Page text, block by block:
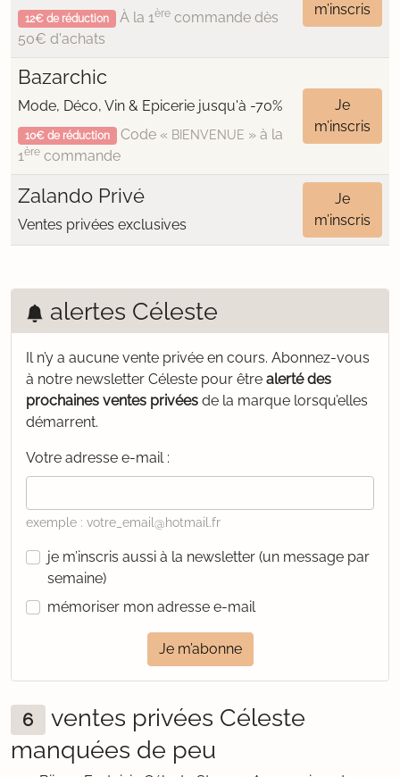
12€ de réduction À la 1èrecommande dès
50€ d'achats
m’inscris
Bazarchic
Mode, Déco, Vin & Epicerie jusqu'à -70%
10€ de réduction Code « BIENVENUE » à la
1ère commande
Je
m’inscris
Zalando Privé
Ventes privées exclusives
Je
m’inscris
alertes Céleste
Il n’y a aucune vente privée en cours. Abonnez-vous
à notre newsletter Céleste pour être alerté des
prochaines ventes privées de la marque lorsqu’elles
démarrent.
Votre adresse e-mail :
exemple : votre_email@hotmail.fr
je m’inscris aussi à la newsletter (un message par
semaine)
mémoriser mon adresse e-mail
Je m’abonne
6
ventes privées Céleste
manquées de peu